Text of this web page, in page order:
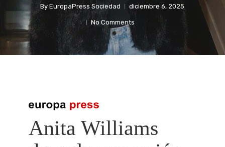
By EuropaPress Sociedad diciembre 6, 2025
No Comments